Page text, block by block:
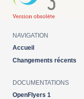
NAVIGATION
Accueil
Changements récents
DOCUMENTATIONS
OpenFlyers 1